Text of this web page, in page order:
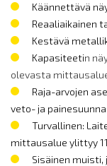
Käännettävä
Reaaliaikainen
Kestävä
Kapasiteetin
olevasta
Raja-arvojen
veto- ja
Turvallinen:
mittausalue ylittyy
Sisäinen